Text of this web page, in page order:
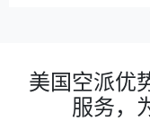
美国空派优
服务，